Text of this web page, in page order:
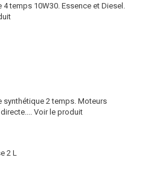
temps 10W30. Essence et Diesel.
2 temps. Moteurs
Voir le produit
2 L